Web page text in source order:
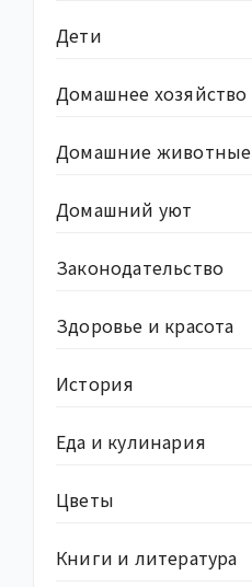
Дети
Домашнее хозяйство
Домашние животные
Домашний уют
Законодательство
Здоровье и красота
История
Еда и кулинария
Цветы
Книги и литература